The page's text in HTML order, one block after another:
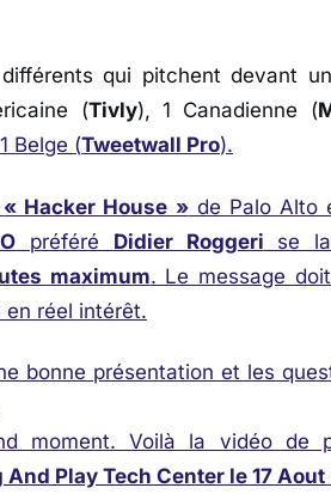
qui pitchent devant
(Tivly), 1 Canadienne (
Belge (Tweetwall Pro).
« Hacker House »de Palo Alto
préféré Didier Roggeri se
maximum. Le message
réel intérêt.
bonne présentation et les
moment. Voilà la vidéo de
And Play Tech Center le 17 Aout